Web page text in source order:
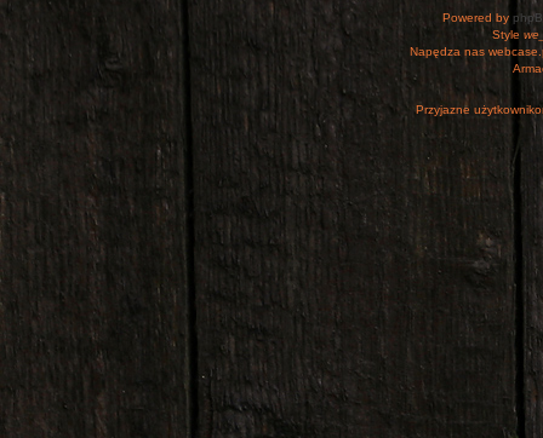
Powered by
Style
Napędza nas
Przyjazne